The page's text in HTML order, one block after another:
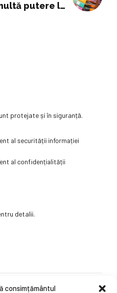
consimțământul
putere la
protejate și în siguranță.
al securității informației
al confidențialității
detalii.